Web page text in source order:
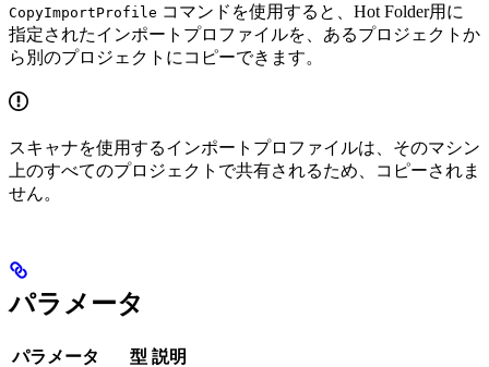
CopyImportProfile コマンドを使用すると、Hot Folder用に
指定されたインポートプロファイルを、あるプロジェクトか
ら別のプロジェクトにコピーできます。
スキャナを使用するインポートプロファイルは、そのマシン
上のすべてのプロジェクトで共有されるため、コピーされま
せん。
パラメータ
パラメータ 型 説明